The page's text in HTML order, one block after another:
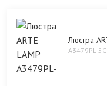
Люстра
A3479PL-